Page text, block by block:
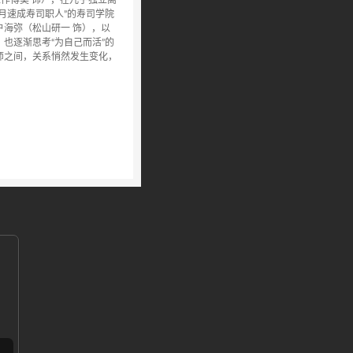
速成寿司职人”的寿司学院
弥（松山研一 饰），以
逐渐思考“为自己而活”的
间，关系悄然发生变化，